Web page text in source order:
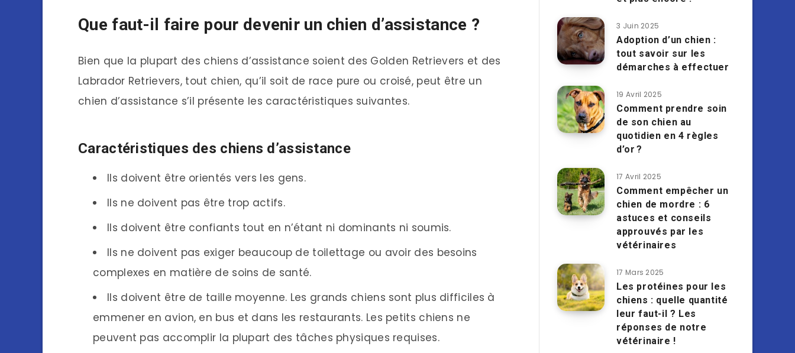
Que faut-il faire pour devenir un chien d’assistance ?
Bien que la plupart des chiens d’assistance soient des Golden Retrievers et des
Labrador Retrievers, tout chien, qu’il soit de race pure ou croisé, peut être un
chien d’assistance s’il présente les caractéristiques suivantes.
Caractéristiques des chiens d’assistance
Ils doivent être orientés vers les gens.
Ils ne doivent pas être trop actifs.
Ils doivent être confiants tout en n’étant ni dominants ni soumis.
Ils ne doivent pas exiger beaucoup de toilettage ou avoir des besoins
complexes en matière de soins de santé.
Ils doivent être de taille moyenne. Les grands chiens sont plus difficiles à
emmener en avion, en bus et dans les restaurants. Les petits chiens ne
peuvent pas accomplir la plupart des tâches physiques requises.
3 Juin 2025
Adoption d’un chien :
tout savoir sur les
démarches à effectuer
19 Avril 2025
Comment prendre soin
de son chien au
quotidien en 4 règles
d’or ?
17 Avril 2025
Comment empêcher un
chien de mordre : 6
astuces et conseils
approuvés par les
vétérinaires
17 Mars 2025
Les protéines pour les
chiens : quelle quantité
leur faut-il ? Les
réponses de notre
vétérinaire !